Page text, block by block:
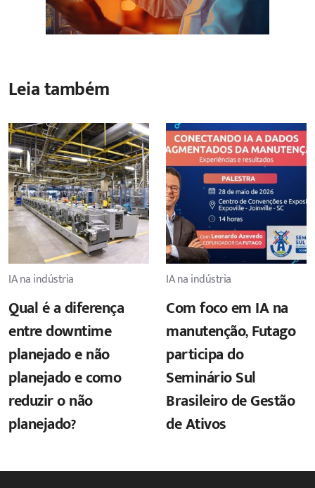
Leia também
IA na indústria
Qual é a diferença
entre downtime
planejado e não
planejado e como
reduzir o não
planejado?
IA na indústria
Com foco em IA na
manutenção, Futago
participa do
Seminário Sul
Brasileiro de Gestão
de Ativos